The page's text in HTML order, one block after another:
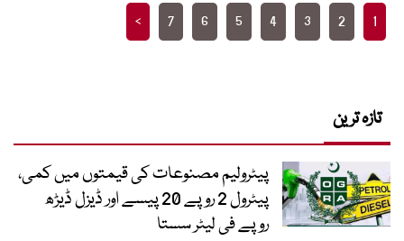
Posts
pagination
1
2
3
4
5
6
7
>
تازہ ترین
پیٹرولیم مصنوعات کی قیمتوں میں کمی،
پیٹرول 2 روپے 20 پیسے اور ڈیزل ڈیڑھ
روپے فی لیٹر سستا